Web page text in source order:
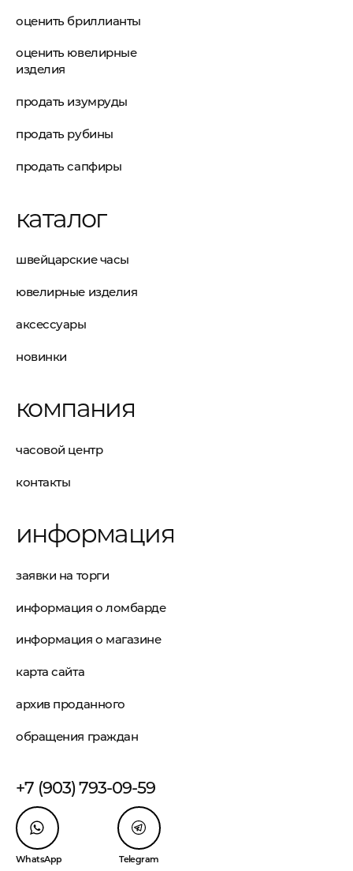
оценить бриллианты
оценить ювелирные
изделия
продать изумруды
продать рубины
продать сапфиры
каталог
швейцарские часы
ювелирные изделия
аксессуары
новинки
компания
часовой центр
контакты
информация
заявки на торги
информация о ломбарде
информация о магазине
карта сайта
архив проданного
обращения граждан
+7 (903) 793-09-59
WhatsApp Telegram